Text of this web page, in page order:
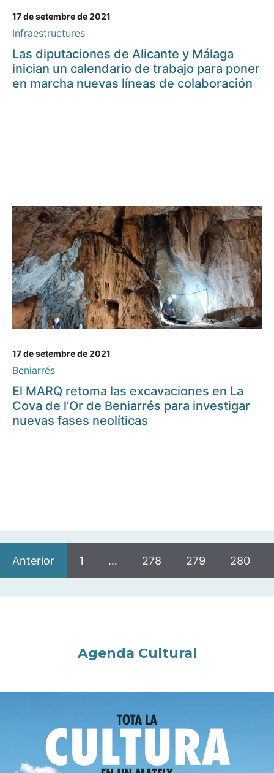
17 de setembre de 2021
Infraestructures
Las diputaciones de Alicante y Málaga
inician un calendario de trabajo para poner
en marcha nuevas líneas de colaboración
17 de setembre de 2021
Beniarrés
El MARQ retoma las excavaciones en La
Cova de l’Or de Beniarrés para investigar
nuevas fases neolíticas
Anterior 1 … 278 279 280
Agenda Cultural